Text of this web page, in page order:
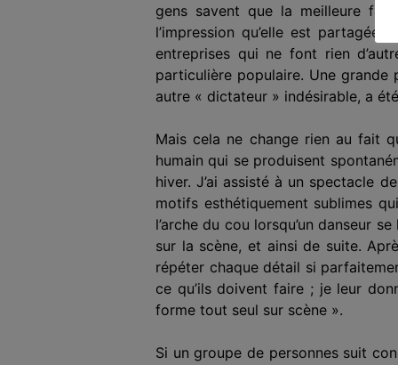
gens savent que la meilleure
l’impression qu’elle est
entreprises qui ne font rien
particulière populaire. Une
autre « dictateur » indésirable, a
Mais cela ne change rien au fait
humain qui se produisent
hiver. J’ai assisté à un spectacle
motifs esthétiquement sublimes qui
l’arche du cou lorsqu’un danseur se
sur la scène, et ainsi de suite.
répéter chaque détail si
ce qu’ils doivent faire ; je leur
forme tout seul sur scène ».
Si un groupe de personnes suit